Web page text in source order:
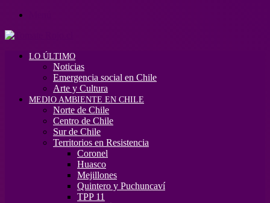
LO ÚLTIMO
Noticias
Emergencia social en Chile
Arte y Cultura
MEDIO AMBIENTE EN CHILE
Norte de Chile
Centro de Chile
Sur de Chile
Territorios en Resistencia
Coronel
Huasco
Mejillones
Quintero y Puchuncaví
TPP 11